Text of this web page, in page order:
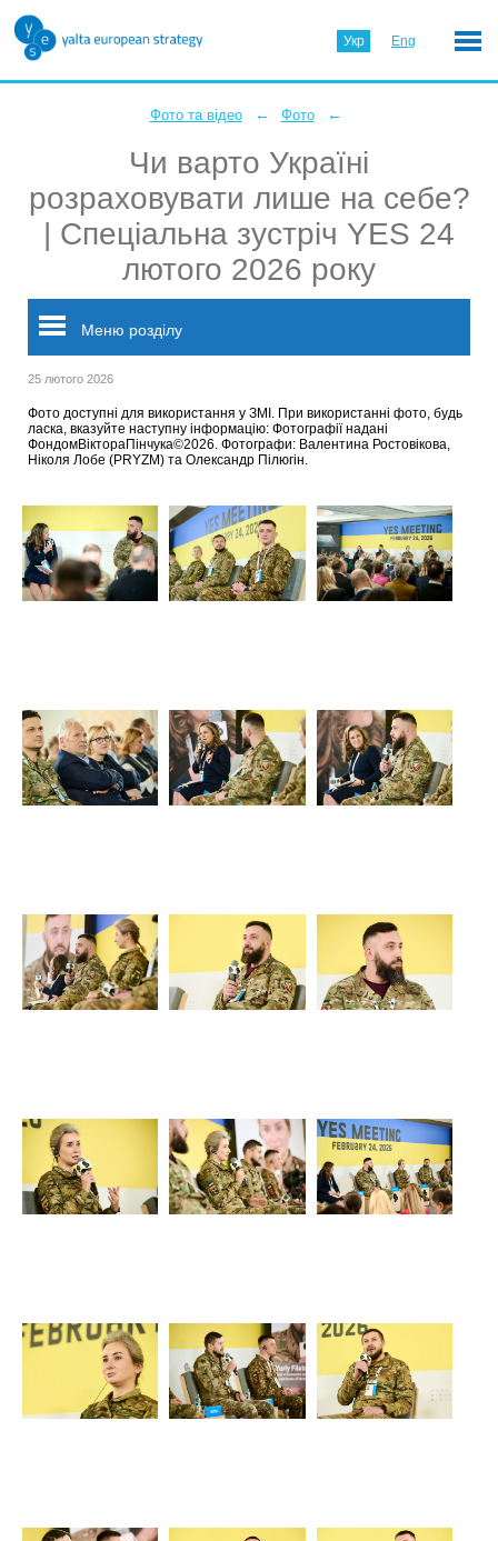
Укр Eng
Фото та відео ← Фото ←
Чи варто Україні
розраховувати лише на себе?
| Спеціальна зустріч YES 24
лютого 2026 року
Меню розділу
25 лютого 2026
Фото доступні для використання у ЗМІ. При використанні фото, будь
ласка, вказуйте наступну інформацію: Фотографії надані
ФондомВіктораПінчука©2026. Фотографи: Валентина Ростовікова,
Ніколя Лобе (PRYZM) та Олександр Пілюгін.